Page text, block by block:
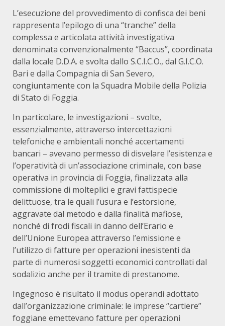
L’esecuzione del provvedimento di confisca dei beni
rappresenta l’epilogo di una “tranche” della
complessa e articolata attività investigativa
denominata convenzionalmente “Baccus”, coordinata
dalla locale D.D.A. e svolta dallo S.C.I.C.O., dal G.I.C.O.
Bari e dalla Compagnia di San Severo,
congiuntamente con la Squadra Mobile della Polizia
di Stato di Foggia.
In particolare, le investigazioni – svolte,
essenzialmente, attraverso intercettazioni
telefoniche e ambientali nonché accertamenti
bancari – avevano permesso di disvelare l’esistenza e
l’operatività di un’associazione criminale, con base
operativa in provincia di Foggia, finalizzata alla
commissione di molteplici e gravi fattispecie
delittuose, tra le quali l’usura e l’estorsione,
aggravate dal metodo e dalla finalità mafiose,
nonché di frodi fiscali in danno dell’Erario e
dell’Unione Europea attraverso l’emissione e
l’utilizzo di fatture per operazioni inesistenti da
parte di numerosi soggetti economici controllati dal
sodalizio anche per il tramite di prestanome.
Ingegnoso è risultato il modus operandi adottato
dall’organizzazione criminale: le imprese “cartiere”
foggiane emettevano fatture per operazioni